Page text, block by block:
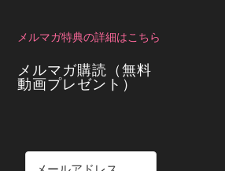
メルマガ特典の詳細はこちら
メルマガ購読（無料
動画プレゼント）